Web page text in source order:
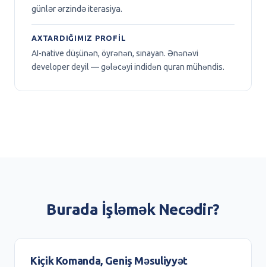
günlər ərzində iterasiya.
AXTARDIĞIMIZ PROFIL
AI-native düşünən, öyrənən, sınayan. Ənənəvi
developer deyil — gələcəyi indidən quran mühəndis.
Burada İşləmək Necədir?
Kiçik Komanda, Geniş Məsuliyyət